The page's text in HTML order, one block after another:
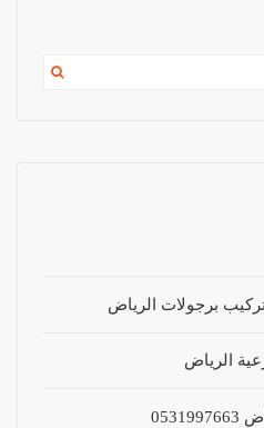
برجولات الرياض
الرياض